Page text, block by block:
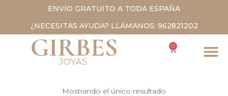
ENVÍO GRATUITO A TODA ESPAÑA
¿NECESITAS AYUDA? LLÁMANOS: 962821202
0
Mostrando el único resultado